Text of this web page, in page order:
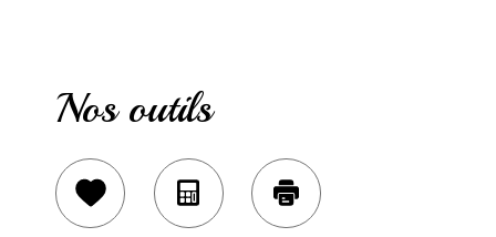
Nos outils
SélectionnerCalculatriceImprimer